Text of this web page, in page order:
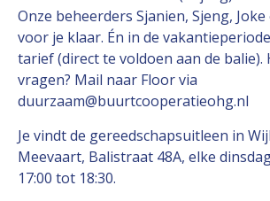
Onze beheerders Sjanien, Sjeng,
voor je klaar. Én in de
tarief (direct te voldoen aan de balie).
vragen? Mail naar Floor via
duurzaam@buurtcooperatieohg.nl
Je vindt de gereedschapsuitleen in
Meevaart, Balistraat 48A, elke
17:00 tot 18:30.